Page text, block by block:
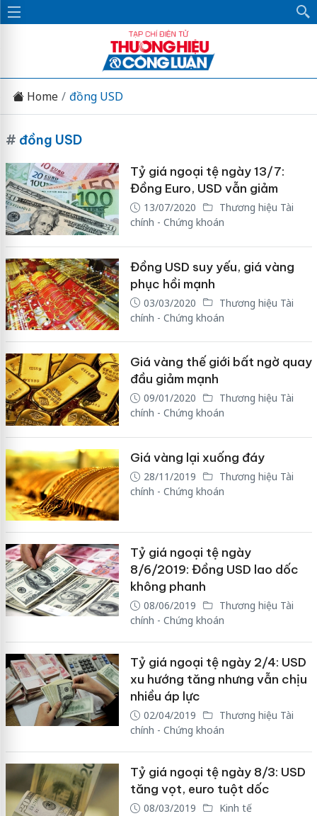
Home đồng USD
# đồng USD
Tỷ giá ngoại tệ ngày 13/7:
Đồng Euro, USD vẫn giảm
13/07/2020
Thương hiệu Tài
chính - Chứng khoán
Đồng USD suy yếu, giá vàng
phục hồi mạnh
03/03/2020
Thương hiệu Tài
chính - Chứng khoán
Giá vàng thế giới bất ngờ quay
đầu giảm mạnh
09/01/2020
Thương hiệu Tài
chính - Chứng khoán
Giá vàng lại xuống đáy
28/11/2019
Thương hiệu Tài
chính - Chứng khoán
Tỷ giá ngoại tệ ngày
8/6/2019: Đồng USD lao dốc
không phanh
08/06/2019
Thương hiệu Tài
chính - Chứng khoán
Tỷ giá ngoại tệ ngày 2/4: USD
xu hướng tăng nhưng vẫn chịu
nhiều áp lực
02/04/2019
Thương hiệu Tài
chính - Chứng khoán
Tỷ giá ngoại tệ ngày 8/3: USD
tăng vọt, euro tuột dốc
08/03/2019 Kinh tế